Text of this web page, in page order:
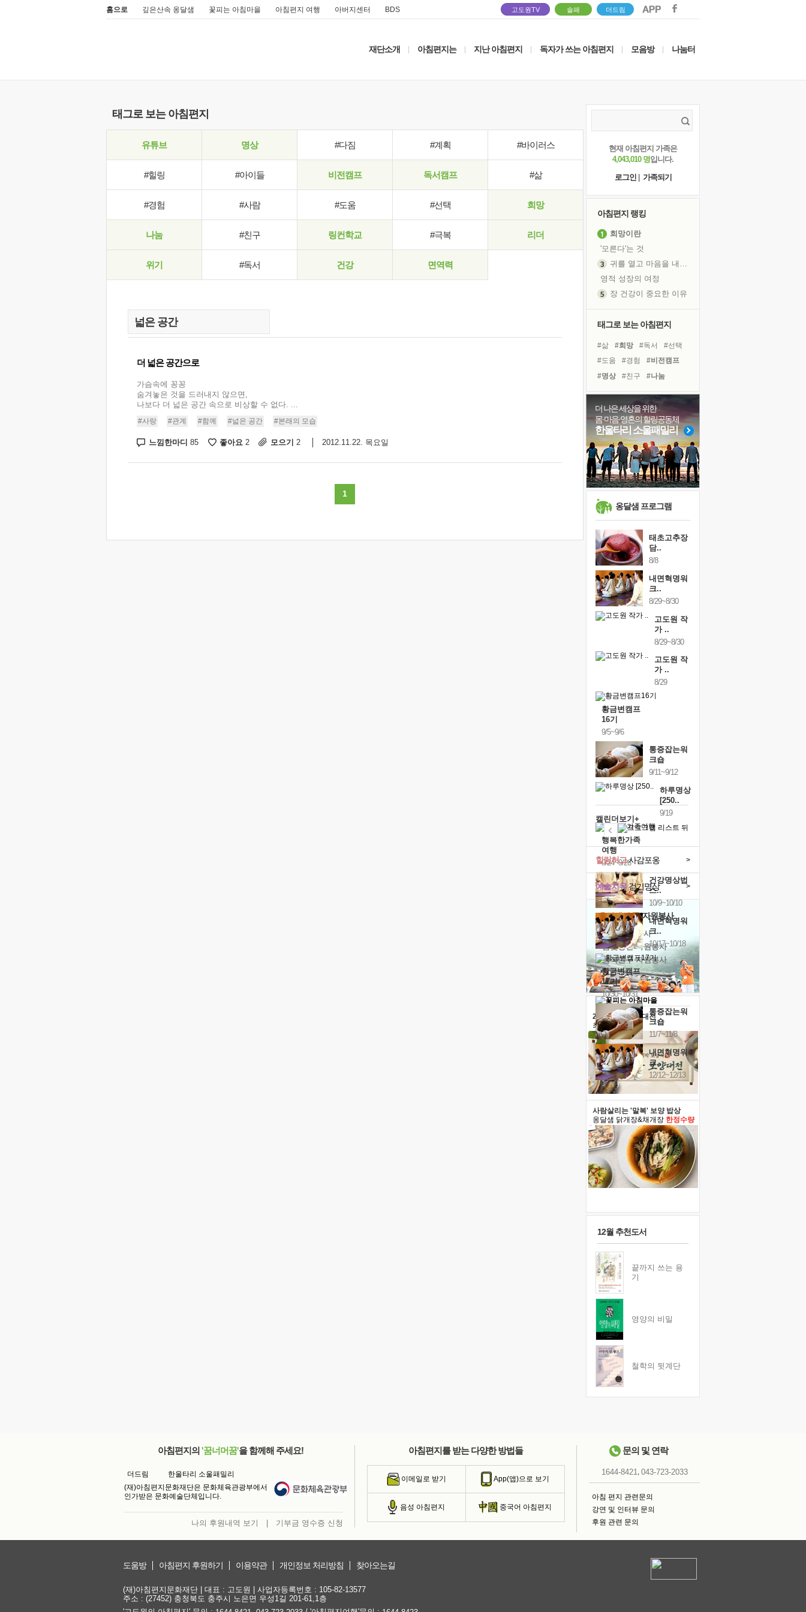
홈으로 깊은산속 옹달샘 꽃피는 아침마을 아침편지 여행 아버지센터 BDS 고도원TV 솔패 더드림
재단소개 아침편지는 지난 아침편지 독자가 쓰는 아침편지 모음방 나눔터
태그로 보는 아침편지
유튜브 명상 #다짐 #계획 #바이러스
#힐링 #아이들 비전캠프 독서캠프 #삶
#경험 #사람 #도움 #선택 희망
나눔 #친구 링컨학교 #극복 리더
위기 #독서 건강 면역력
더 넓은 공간으로
가슴속에 꽁꽁
숨겨놓은 것을 드러내지 않으면,
나보다 더 넓은 공간 속으로 비상할 수 없다. ...
#사랑 #관계 #함께 #넓은 공간 #본래의 모습
느낌한마디 85 좋아요 2 모으기 2 2012.11.22. 목요일
1
현재 아침편지 가족은
4,043,010 명입니다.
로그인
가족되기
아침편지 랭킹
희망이란
'모른다'는 것
귀를 열고 마음을 내어주고
영적 성장의 여정
장 건강이 중요한 이유
흙이 된 몸으로 출근하는 여자
꿈이 실제가 되는 것
'말 타는 법'을 먼저
졸업식 사진을 보며
극심한 변비, 어깨결림, 수면 장애
아픈 아버지를 위한 공간 설계
슬럼프
보고 싶은 어머니
유년 시절의 부산 영도 바다
못된 꼰대들
태그로 보는 아침편지
#삶 #희망 #독서
#선택
#도움
#경험
#비전캠프
#명상
#친구
#나눔
#링컨학교
#면역력
#바이러스
#유튜브
#극복
#독서캠프
#아이들
#리더
#힐링
#위기
#다짐
더 나은 세상을 위한
몸·마음·영혼의 힐링공동체
한울타리 소울패밀리
옹달샘 프로그램
태초고추장
담..
8/8
내면혁명워
크..
8/29~8/30
고도원 작
가 ..
8/29~8/30
고도원 작
가 ..
8/29
황금변캠프
16기
9/5~9/6
통증잡는워
크숍
9/11~9/12
하루명상
[250..
9/19
행복한가족
여행
9/24~9/26
건강명상법
스..
10/9~10/10
내면혁명워
크..
10/17~10/18
황금변캠프
17기
10/30~10/31
통증잡는워
크숍
11/7~11/8
내면혁명워
크..
12/12~12/13
캘린더보기+
예술치유걷기명상 >
힐링허그사감포옹 >
'옹달샘의 꽃'자원봉사
· 청년 자원봉사
· 금빛청년 자원봉사
· 음식연구 자원봉사
2026 말복 보양대전
최대74%할인
사람살리는 '말복' 보양 밥상
옹달샘 닭개장&채개장 한정수량
12월 추천도서
끝까지 쓰는 용
기
영양의 비밀
철학의 뒷계단
아침편지의 '꿈너머꿈'을 함께해 주세요!
더드림
한울타리 소울패밀리
(재)아침편지문화재단은 문화체육관광부에서
인가받은 문화예술단체입니다.
나의 후원내역 보기 기부금 영수증 신청
아침편지를 받는 다양한 방법들
이메일로 받기 App(앱)으로 보기
음성 아침편지 중국어 아침편지
문의 및 연락
1644-8421, 043-723-2033
아침 편지 관련문의
강연 및 인터뷰 문의
후원 관련 문의
도움방 아침편지 후원하기 이용약관 개인정보 처리방침 찾아오는길
(재)아침편지문화재단 | 대표 : 고도원 | 사업자등록번호 : 105-82-13577
주소 : (27452) 충청북도 충주시 노은면 우성1길 201-61,1층